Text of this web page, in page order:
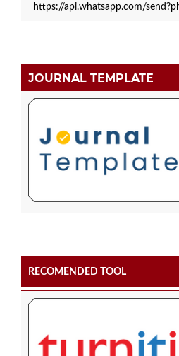
https://api.whatsapp.com/
JOURNAL TEMPLATE
RECOMENDED TOOL